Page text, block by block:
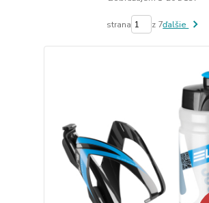
strana z 7ďalšie